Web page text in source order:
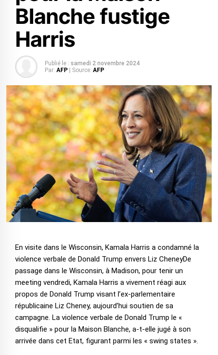
Blanche fustige
Harris
Publié le : samedi 2 novembre 2024
Par: AFP | Source: AFP
En visite dans le Wisconsin, Kamala Harris a condamné la
violence verbale de Donald Trump envers Liz CheneyDe
passage dans le Wisconsin, à Madison, pour tenir un
meeting vendredi, Kamala Harris a vivement réagi aux
propos de Donald Trump visant l’ex-parlementaire
républicaine Liz Cheney, aujourd’hui soutien de sa
campagne. La violence verbale de Donald Trump le «
disqualifie » pour la Maison Blanche, a-t-elle jugé à son
arrivée dans cet Etat, figurant parmi les « swing states ».